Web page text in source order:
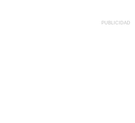
PUBLICIDAD